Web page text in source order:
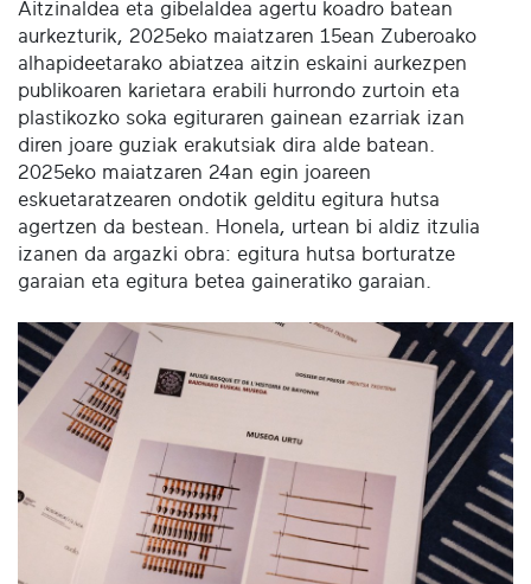
Aitzinaldea eta gibelaldea agertu koadro batean
aurkezturik, 2025eko maiatzaren 15ean Zuberoako
alhapideetarako abiatzea aitzin eskaini aurkezpen
publikoaren karietara erabili hurrondo zurtoin eta
plastikozko soka egituraren gainean ezarriak izan
diren joare guziak erakutsiak dira alde batean.
2025eko maiatzaren 24an egin joareen
eskuetaratzearen ondotik gelditu egitura hutsa
agertzen da bestean. Honela, urtean bi aldiz itzulia
izanen da argazki obra: egitura hutsa borturatze
garaian eta egitura betea gaineratiko garaian.